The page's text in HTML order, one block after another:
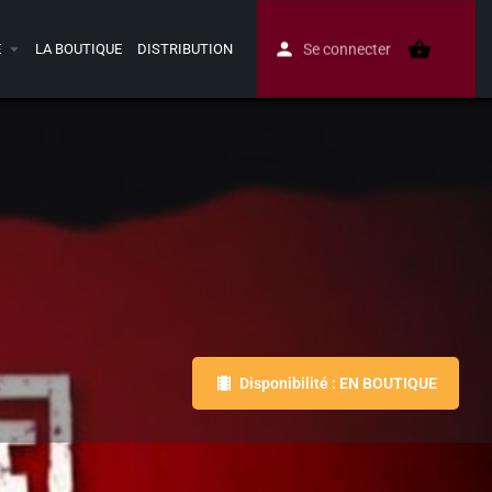
LA BOUTIQUE DISTRIBUTION Se connecter
Disponibilité : EN BOUTIQUE